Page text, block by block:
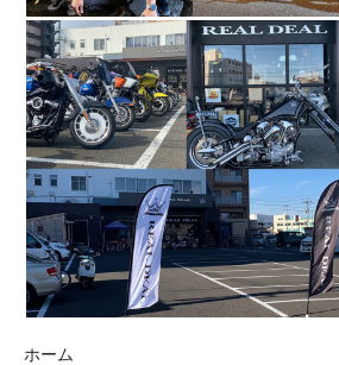
ホーム